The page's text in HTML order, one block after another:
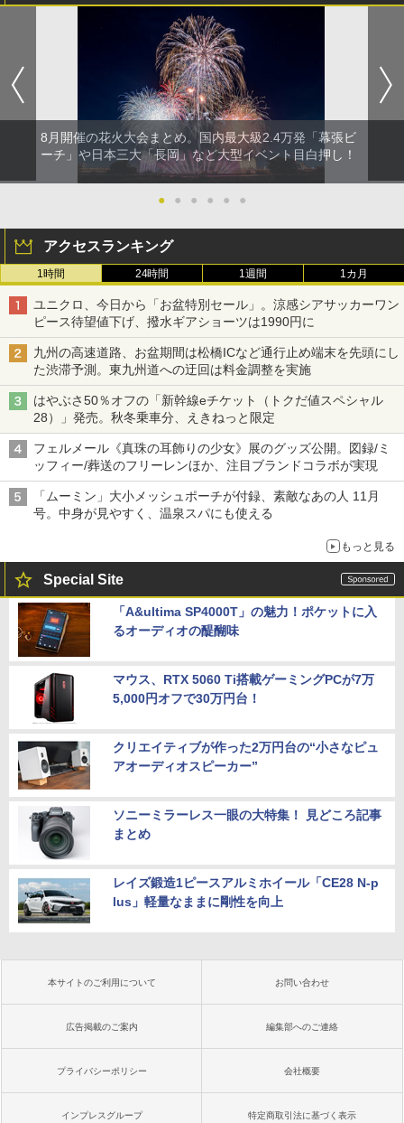
8月開催の花火大会まとめ。国内最大級2.4万発「幕張ビ
ーチ」や日本三大「長岡」など大型イベント目白押し！
● ● ● ● ● ●
アクセスランキング
1時間 24時間 1週間 1カ月
ユニクロ、今日から「お盆特別セール」。涼感シアサッカーワン
ピース待望値下げ、撥水ギアショーツは1990円に
九州の高速道路、お盆期間は松橋ICなど通行止め端末を先頭にし
た渋滞予測。東九州道への迂回は料金調整を実施
はやぶさ50％オフの「新幹線eチケット（トクだ値スペシャル
28）」発売。秋冬乗車分、えきねっと限定
フェルメール《真珠の耳飾りの少女》展のグッズ公開。図録/ミ
ッフィー/葬送のフリーレンほか、注目ブランドコラボが実現
「ムーミン」大小メッシュポーチが付録、素敵なあの人 11月
号。中身が見やすく、温泉スパにも使える
もっと見る
Special Site
「A&ultima SP4000T」の魅力！ポケットに入
るオーディオの醍醐味
マウス、RTX 5060 Ti搭載ゲーミングPCが7万
5,000円オフで30万円台！
クリエイティブが作った2万円台の“小さなピュ
アオーディオスピーカー”
ソニーミラーレス一眼の大特集！ 見どころ記事
まとめ
レイズ鍛造1ピースアルミホイール「CE28 N-p
lus」軽量なままに剛性を向上
本サイトのご利用について お問い合わせ
広告掲載のご案内 編集部へのご連絡
プライバシーポリシー 会社概要
インプレスグループ 特定商取引法に基づく表示